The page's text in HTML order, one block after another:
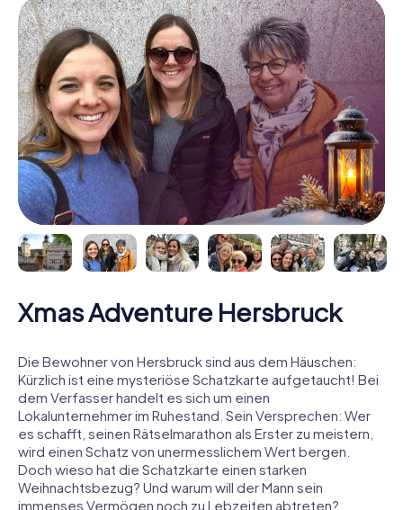
Xmas Adventure Hersbruck
Die Bewohner von Hersbruck sind aus dem Häuschen:
Kürzlich ist eine mysteriöse Schatzkarte aufgetaucht! Bei
dem Verfasser handelt es sich um einen
Lokalunternehmer im Ruhestand. Sein Versprechen: Wer
es schafft, seinen Rätselmarathon als Erster zu meistern,
wird einen Schatz von unermesslichem Wert bergen.
Doch wieso hat die Schatzkarte einen starken
Weihnachtsbezug? Und warum will der Mann sein
immenses Vermögen noch zu Lebzeiten abtreten?